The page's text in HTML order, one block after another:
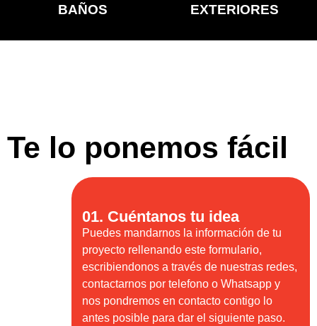
BAÑOS EXTERIORES
Te lo ponemos fácil
01. Cuéntanos tu idea
Puedes mandarnos la información de tu
proyecto rellenando este formulario,
escribiendonos a través de nuestras redes,
contactarnos por telefono o Whatsapp y
nos pondremos en contacto contigo lo
antes posible para dar el siguiente paso.